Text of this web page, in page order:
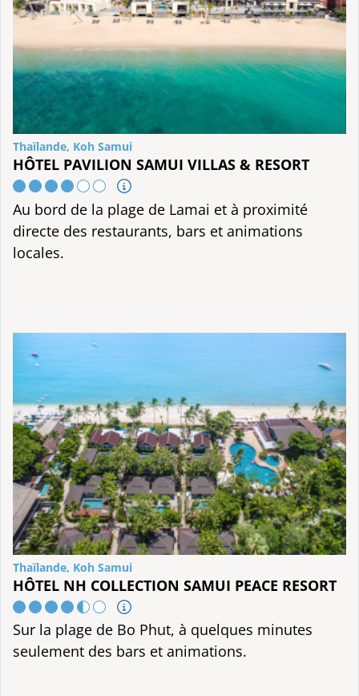
Thaïlande, Koh Samui
HÔTEL PAVILION SAMUI VILLAS & RESORT
Au bord de la plage de Lamai et à proximité
directe des restaurants, bars et animations
locales.
Thaïlande, Koh Samui
HÔTEL NH COLLECTION SAMUI PEACE RESORT
Sur la plage de Bo Phut, à quelques minutes
seulement des bars et animations.